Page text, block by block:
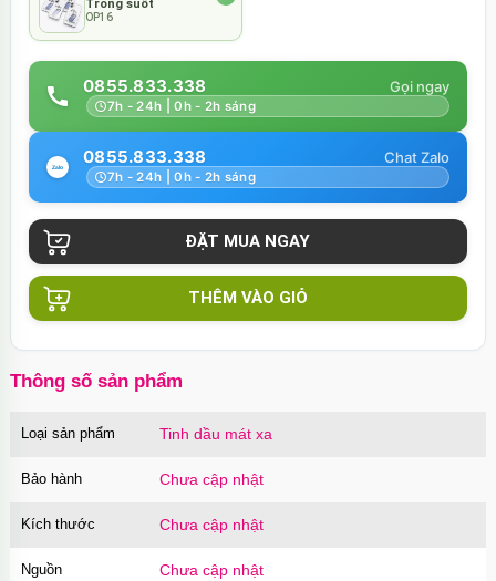
Trong suốt
OP16
0855.833.338
7h - 24h | 0h - 2h sáng
0855.833.338
7h - 24h | 0h - 2h sáng
THÊM VÀO GIỎ
Thông số sản phẩm
Loại sản phẩm Tinh dầu mát xa
Bảo hành Chưa cập nhật
Kích thước Chưa cập nhật
Nguồn Chưa cập nhật